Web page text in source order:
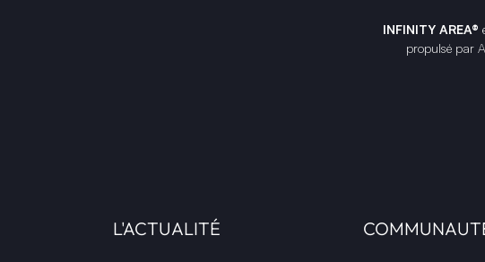
INFINITY AREA®
propulsé par
L'ACTUALITÉ